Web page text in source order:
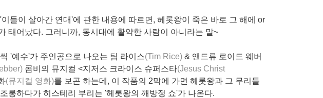
들이 살아간 연대'에 관한 내용에 따르면, 헤롯왕이 죽은 바로 그 해에 or
태어났다. 그러니까, 동시대에 활약한 사람이 아니라는 말~
'예수'가 주인공으로 나오는 팀 라이스(Tim Rice) & 앤드류 로이드 웨버
콤비의 뮤지컬 <지저스 크라이스 슈퍼스타(Jesus Christ
(뮤지컬 영화)를 보곤 하는데, 이 작품의 2막에 가면 헤롯왕과 그 무리들
롱하다가 히스테리 부리는 '헤롯왕의 깨방정 쇼'가 나온다.